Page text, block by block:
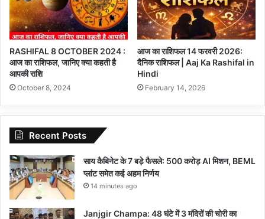
RASHIFAL 8 OCTOBER 2024 :
आज का राशिफल, जानिए क्या कहती है
आपकी राशि
October 8, 2024
आज का राशिफल 14 फरवरी 2026:
दैनिक राशिफल | Aaj Ka Rashifal in
Hindi
February 14, 2026
Recent Posts
साय कैबिनेट के 7 बड़े फैसले: 500 करोड़ AI मिशन, BEML
प्लांट समेत कई अहम निर्णय
14 minutes ago
Janjgir Champa: 48 घंटे में 3 मंदिरों की चोरी का